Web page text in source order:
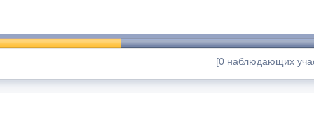
[0 наблюдающих